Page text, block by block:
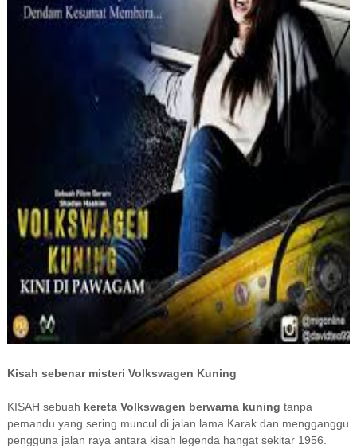
Kisah sebenar misteri Volkswagen Kuning
KISAH sebuah kereta Volkswagen berwarna kuning tanpa
pemandu yang sering muncul di jalan lama Karak dan mengganggu
pengguna jalan raya antara kisah legenda hangat sekitar 1956.